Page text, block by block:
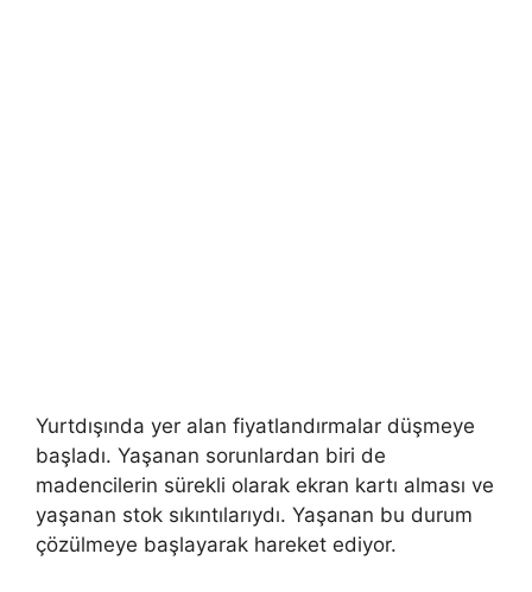
Yurtdışında yer alan fiyatlandırmalar düşmeye
başladı. Yaşanan sorunlardan biri de
madencilerin sürekli olarak ekran kartı alması ve
yaşanan stok sıkıntılarıydı. Yaşanan bu durum
çözülmeye başlayarak hareket ediyor.